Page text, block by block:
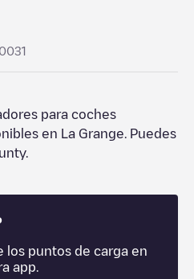
para coches
en
La Grange . Puedes
.
los puntos de carga en
app.